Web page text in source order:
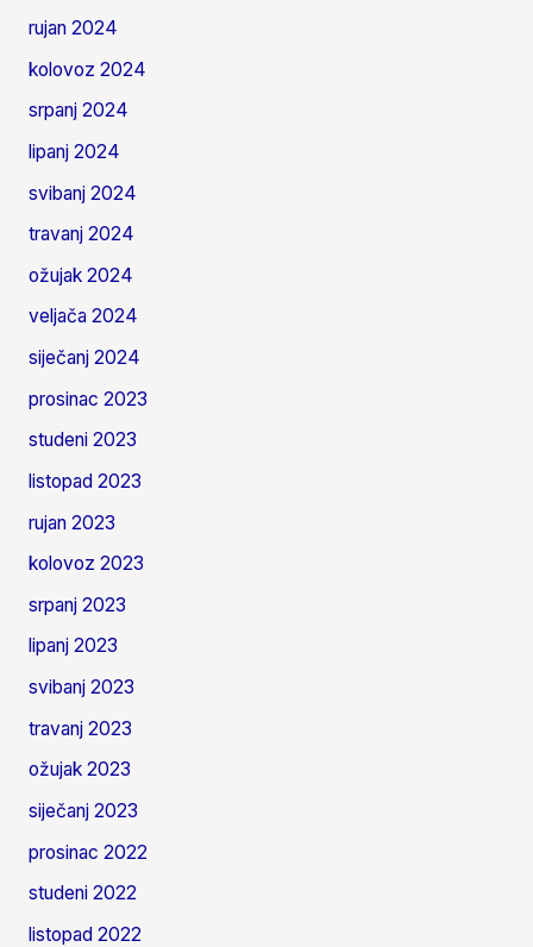
rujan 2024
kolovoz 2024
srpanj 2024
lipanj 2024
svibanj 2024
travanj 2024
ožujak 2024
veljača 2024
siječanj 2024
prosinac 2023
studeni 2023
listopad 2023
rujan 2023
kolovoz 2023
srpanj 2023
lipanj 2023
svibanj 2023
travanj 2023
ožujak 2023
siječanj 2023
prosinac 2022
studeni 2022
listopad 2022